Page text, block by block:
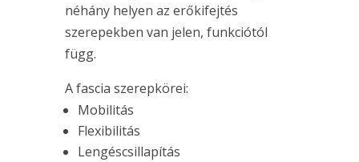
néhány helyen az erőkifejtés
szerepekben van jelen, funkciótól
függ.
A fascia szerepkörei:
Mobilitás
Flexibilitás
Lengéscsillapítás